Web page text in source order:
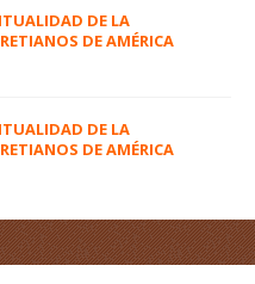
DE LA
DE AMÉRICA
DE LA
DE AMÉRICA